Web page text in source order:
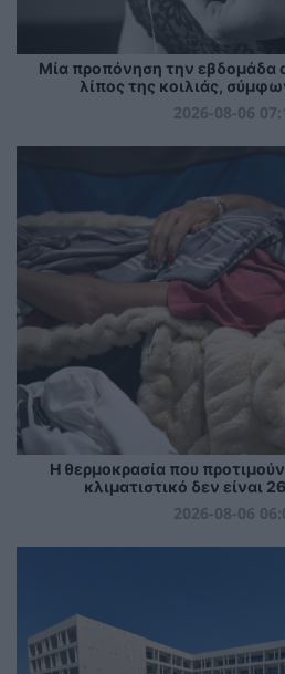
Μία προπόνηση την εβδομάδα
λίπος της κοιλιάς,
2026-08-06
Η θερμοκρασία που προτιμούν
κλιματιστικό δεν είναι
2026-08-06